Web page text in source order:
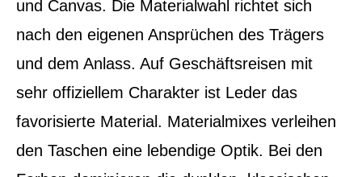
und Canvas. Die Materialwahl richtet sich
nach den eigenen Ansprüchen des Trägers
und dem Anlass. Auf Geschäftsreisen mit
sehr offiziellem Charakter ist Leder das
favorisierte Material. Materialmixes verleihen
den Taschen eine lebendige Optik. Bei den